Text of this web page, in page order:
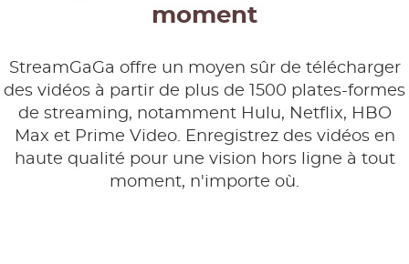
moment
StreamGaGa offre un moyen sûr de télécharger
des vidéos à partir de plus de 1500 plates-formes
de streaming, notamment Hulu, Netflix, HBO
Max et Prime Video. Enregistrez des vidéos en
haute qualité pour une vision hors ligne à tout
moment, n'importe où.